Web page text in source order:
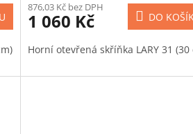
876,03 Kč bez DPH
1 060 Kč DO
Horní otevřená skříňka LARY 31 (30